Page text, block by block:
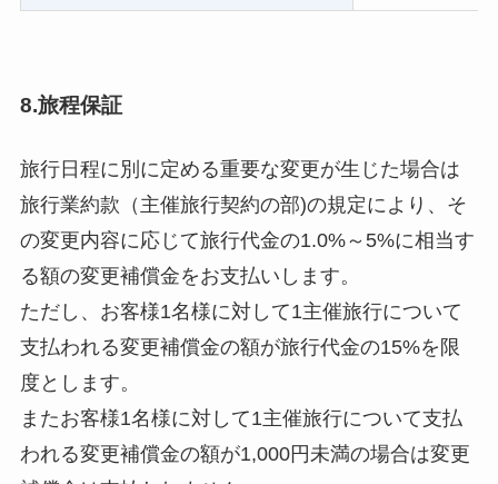
8.旅程保証
旅行日程に別に定める重要な変更が生じた場合は
旅行業約款（主催旅行契約の部)の規定により、そ
の変更内容に応じて旅行代金の1.0%～5%に相当す
る額の変更補償金をお支払いします。
ただし、お客様1名様に対して1主催旅行について
支払われる変更補償金の額が旅行代金の15%を限
度とします。
またお客様1名様に対して1主催旅行について支払
われる変更補償金の額が1,000円未満の場合は変更